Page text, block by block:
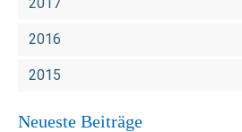
2016
2015
Neueste Beiträge